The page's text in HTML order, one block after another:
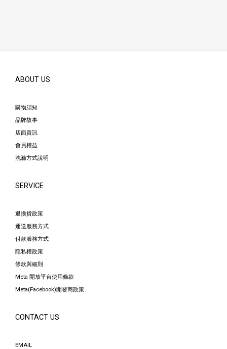
ABOUT US
購物須知
品牌故事
店面資訊
會員權益
洗滌方式說明
SERVICE
退換貨政策
運送服務方式
付款服務方式
隱私權政策
條款與細則
Meta 開放平台使用條款
Meta(Facebook)開發商政策
CONTACT US
EMAIL